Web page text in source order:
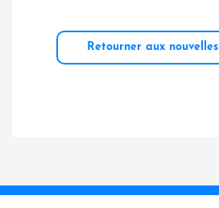
Retourner aux nouvelles